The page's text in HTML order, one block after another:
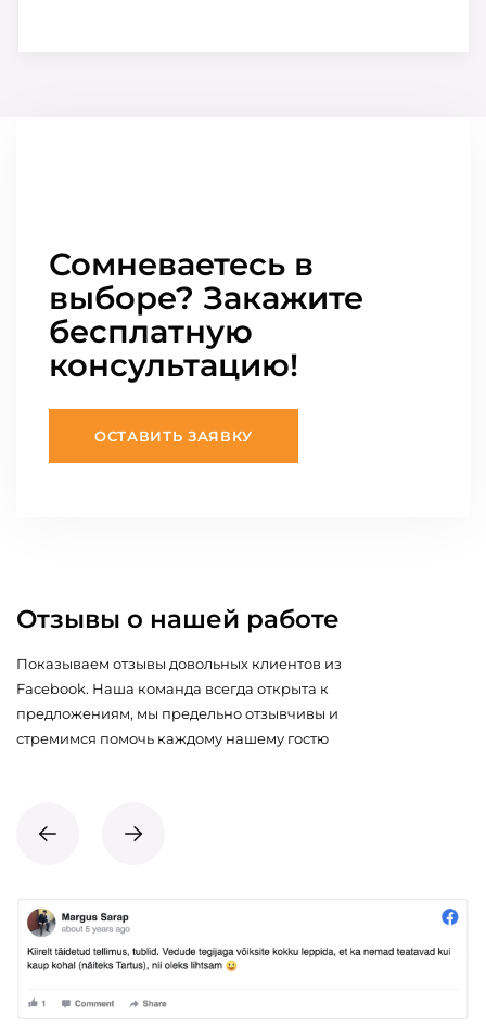
Сомневаетесь в
выборе? Закажите
бесплатную
консультацию!
ОСТАВИТЬ ЗАЯВКУ
Отзывы о нашей работе
Показываем отзывы довольных клиентов из
Facebook. Наша команда всегда открыта к
предложениям, мы предельно отзывчивы и
стремимся помочь каждому нашему гостю